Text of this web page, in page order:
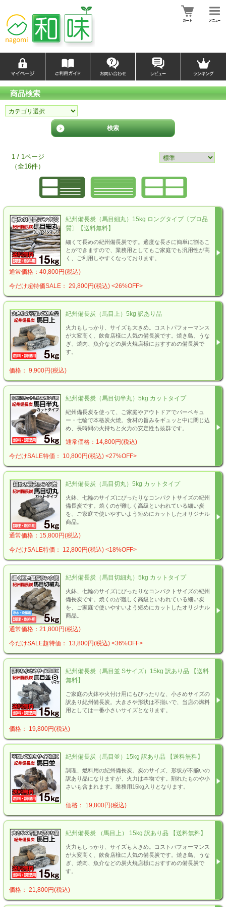
商品検索
1 / 1ページ
（全16件）
紀州備長炭（馬目細丸）15kg ロングタイプ〔プロ品
質〕【送料無料】
細くて長めの紀州備長炭です。適度な長さに簡単に割るこ
とができますので、業務用としてもご家庭でも汎用性が高
く、ご利用しやすくなっております。
通常価格：40,800円(税込)
今だけ超特価SALE： 29,800円(税込) <26%OFF>
紀州備長炭（馬目上）5kg 訳あり品
火力もしっかり、サイズも大きめ。コストパフォーマンス
が大変高く、飲食店様に人気の備長炭です。焼き鳥、うな
ぎ、焼肉、魚介などの炭火焼店様におすすめの備長炭で
す。
価格： 9,900円(税込)
紀州備長炭（馬目切半丸）5kg カットタイプ
紀州備長炭を使って、ご家庭やアウトドアでバーベキュ
ー・七輪で本格炭火焼。食材の旨みをギュッと中に閉じ込
め、長時間の火持ちと火力の安定性も抜群です。
通常価格：14,800円(税込)
今だけSALE特価： 10,800円(税込) <27%OFF>
紀州備長炭（馬目切丸）5kg カットタイプ
火鉢、七輪のサイズにぴったりなコンパクトサイズの紀州
備長炭です。焼くのが難しく高級といわれている細い炭
を、ご家庭で使いやすいよう短めにカットしたオリジナル
商品。
通常価格：15,800円(税込)
今だけSALE特価： 12,800円(税込) <18%OFF>
紀州備長炭（馬目切細丸）5kg カットタイプ
火鉢、七輪のサイズにぴったりなコンパクトサイズの紀州
備長炭です。焼くのが難しく高級といわれている細い炭
を、ご家庭で使いやすいよう短めにカットしたオリジナル
商品。
通常価格：21,800円(税込)
今だけSALE超特価： 13,800円(税込) <36%OFF>
紀州備長炭（馬目並 Sサイズ）15kg 訳あり品 【送料
無料】
ご家庭の火鉢や火付け用にもぴったりな、小さめサイズの
訳あり紀州備長炭。大きさや形状は不揃いで、当店の燃料
用としては一番小さいサイズとなります。
価格： 19,800円(税込)
紀州備長炭（馬目並）15kg 訳あり品 【送料無料】
調理、燃料用の紀州備長炭。炭のサイズ、形状が不揃いの
訳あり品になりますが、火力は本物です。割れたものや小
さいも含まれます。業務用15kg入りとなります。
価格： 19,800円(税込)
紀州備長炭 （馬目上） 15kg 訳あり品 【送料無料】
火力もしっかり、サイズも大きめ。コストパフォーマンス
が大変高く、飲食店様に人気の備長炭です。焼き鳥、うな
ぎ、焼肉、魚介などの炭火焼店様におすすめの備長炭で
す。
価格： 21,800円(税込)